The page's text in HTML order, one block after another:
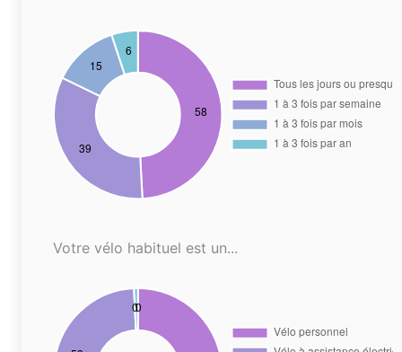
Votre vélo habituel est un...